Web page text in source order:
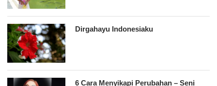
Dirgahayu Indonesiaku
6 Cara Menyikapi Perubahan – Seni